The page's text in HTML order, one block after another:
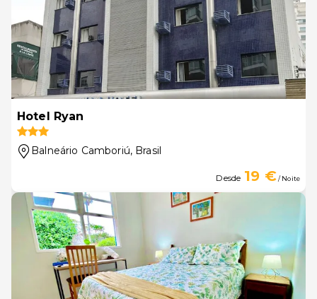
Hotel Ryan
Balneário Camboriú, Brasil
Desde 19 €/ Noite